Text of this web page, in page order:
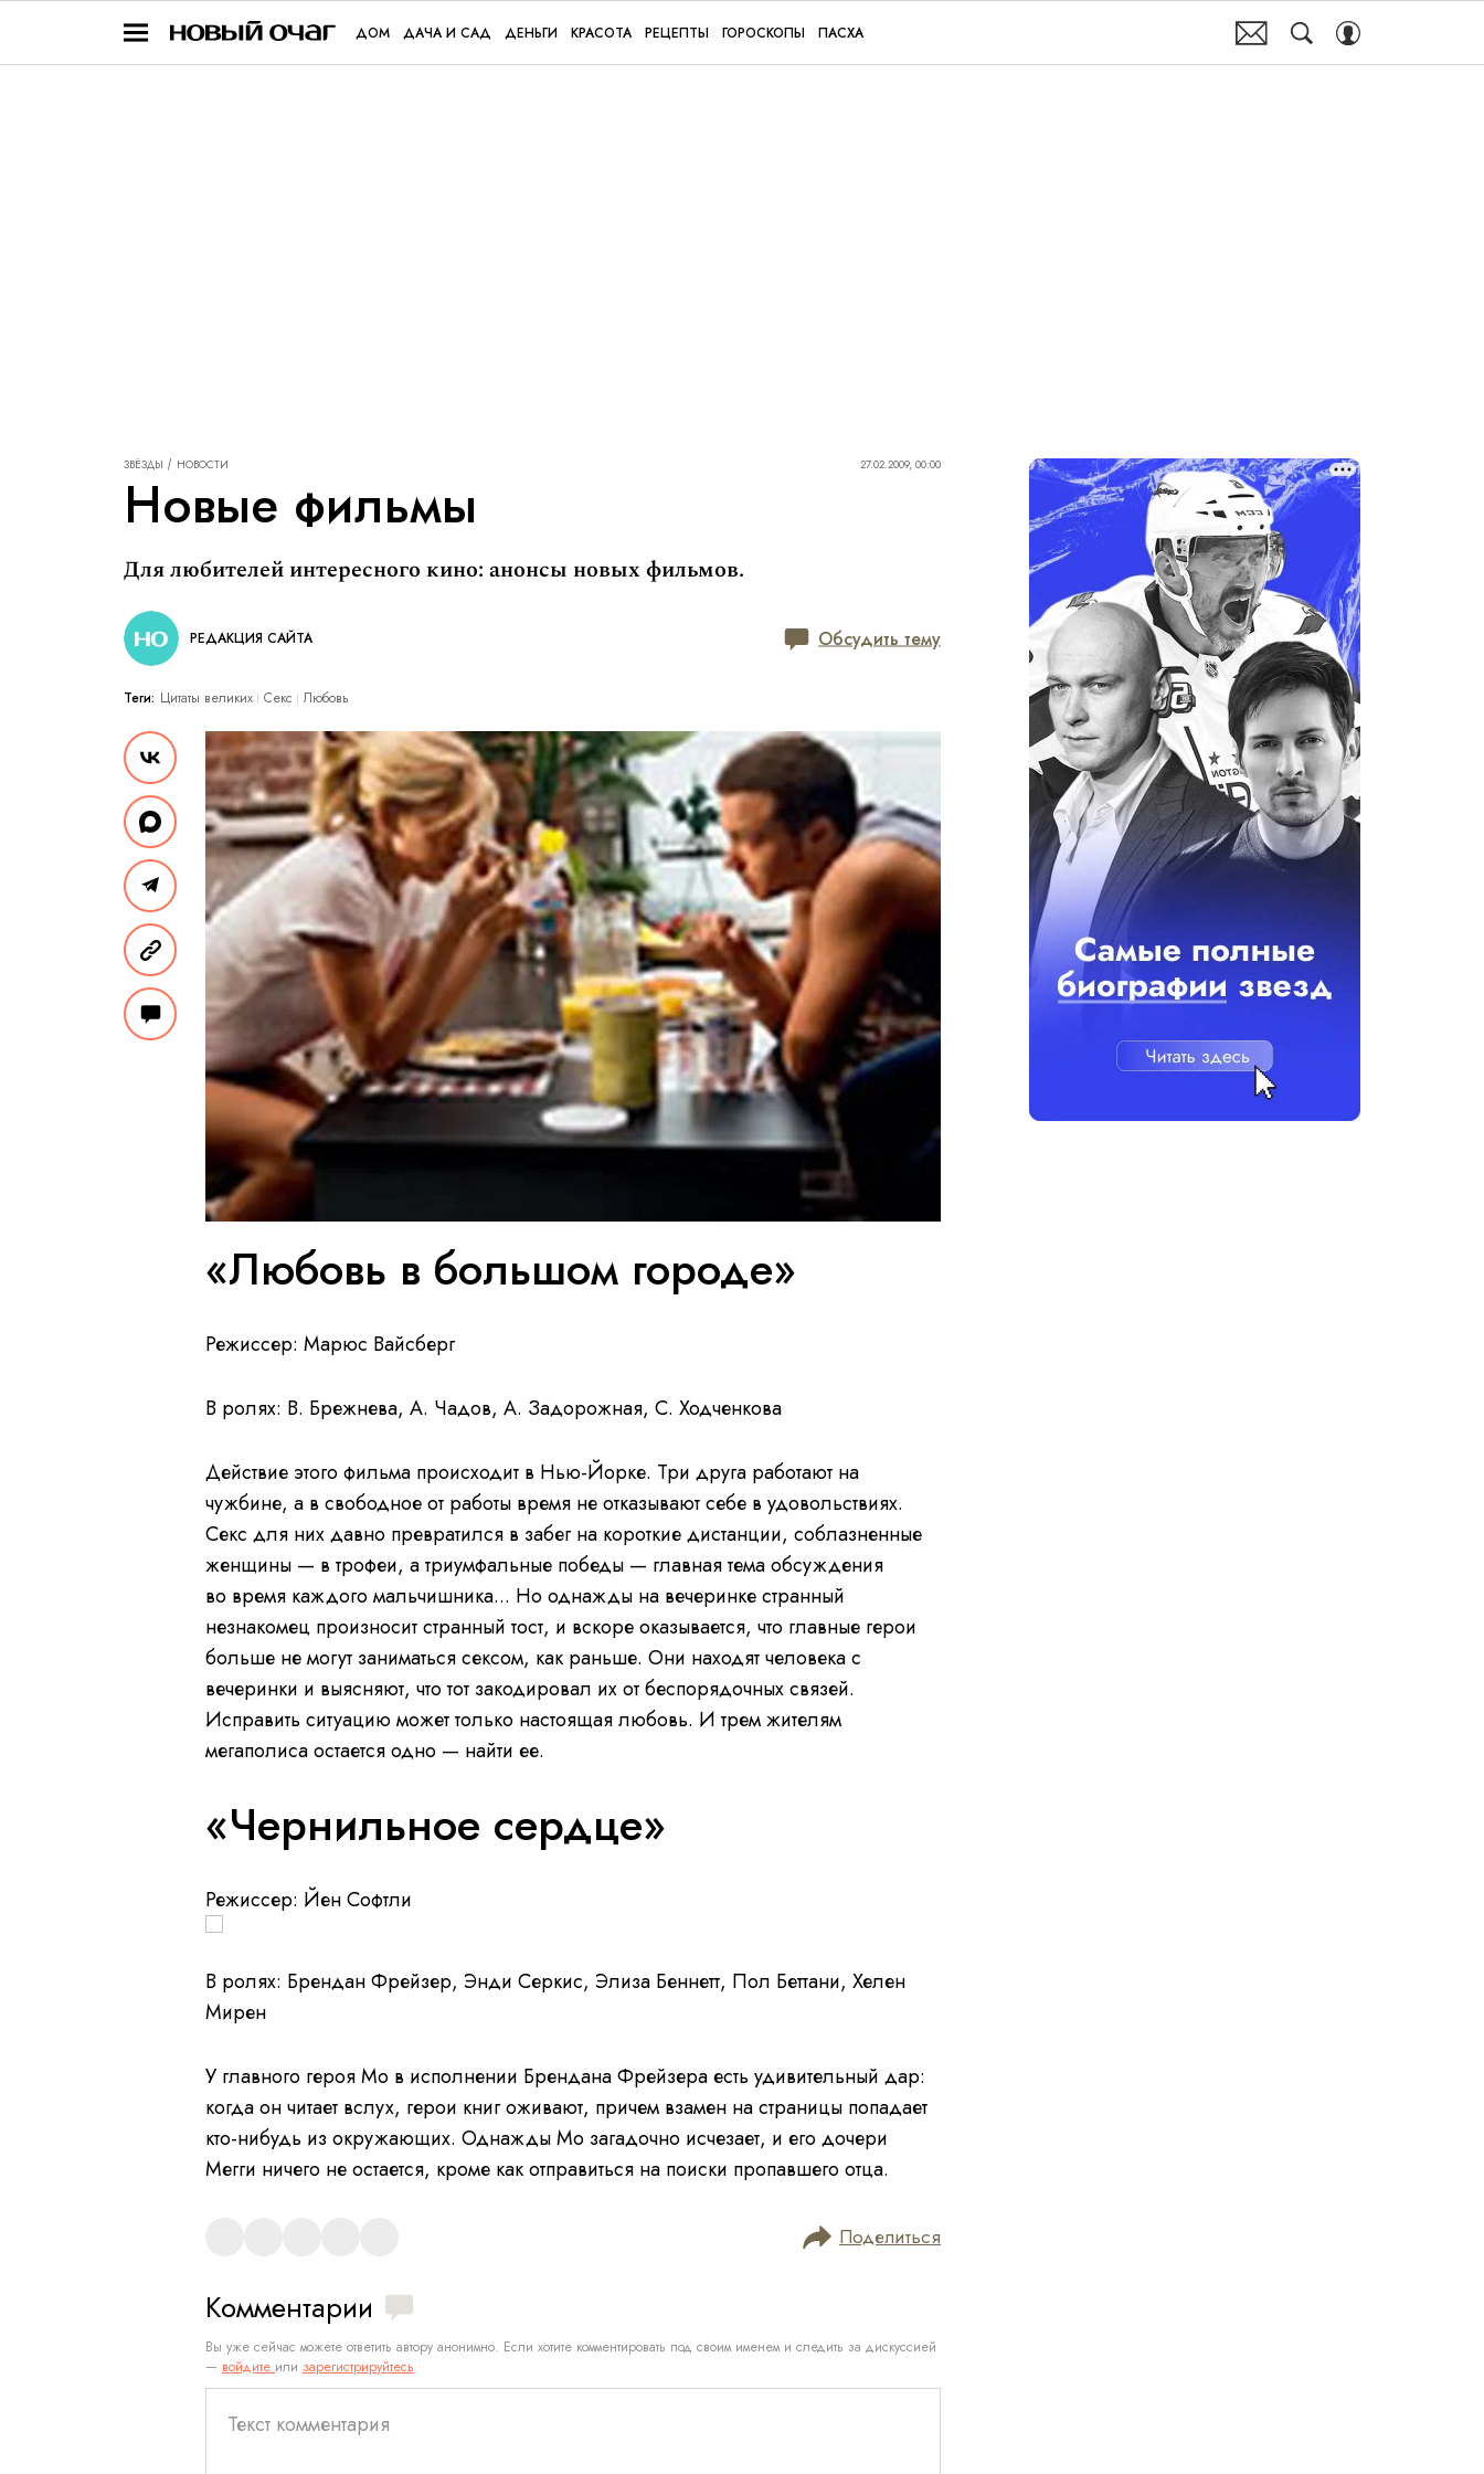
ДОМ ДАЧА И САД ДЕНЬГИ КРАСОТА РЕЦЕПТЫ ГОРОСКОПЫ ПАСХА
ЗВЁЗДЫ НОВОСТИ 27.02.2009, 00:00
Новые фильмы
Для любителей интересного кино: анонсы новых фильмов.
РЕДАКЦИЯ САЙТА Обсудить тему
Теги: Цитаты великих Секс Любовь
«Любовь в большом городе»
Режиссер: Марюс Вайсберг
В ролях: В. Брежнева, А. Чадов, А. Задорожная, С. Ходченкова
Действие этого фильма происходит в Нью-Йорке. Три друга работают на
чужбине, а в свободное от работы время не отказывают себе в удовольствиях.
Секс для них давно превратился в забег на короткие дистанции, соблазненные
женщины — в трофеи, а триумфальные победы — главная тема обсуждения
во время каждого мальчишника... Но однажды на вечеринке странный
незнакомец произносит странный тост, и вскоре оказывается, что главные герои
больше не могут заниматься сексом, как раньше. Они находят человека с
вечеринки и выясняют, что тот закодировал их от беспорядочных связей.
Исправить ситуацию может только настоящая любовь. И трем жителям
мегаполиса остается одно — найти ее.
«Чернильное сердце»
Режиссер: Йен Софтли
В ролях: Брендан Фрейзер, Энди Серкис, Элиза Беннетт, Пол Беттани, Хелен
Мирен
У главного героя Мо в исполнении Брендана Фрейзера есть удивительный дар:
когда он читает вслух, герои книг оживают, причем взамен на страницы попадает
кто-нибудь из окружающих. Однажды Мо загадочно исчезает, и его дочери
Мегги ничего не остается, кроме как отправиться на поиски пропавшего отца.
Поделиться
Комментарии
Вы уже сейчас можете ответить автору анонимно. Если хотите комментировать под своим именем и следить за дискуссией
— войдите или зарегистрируйтесь